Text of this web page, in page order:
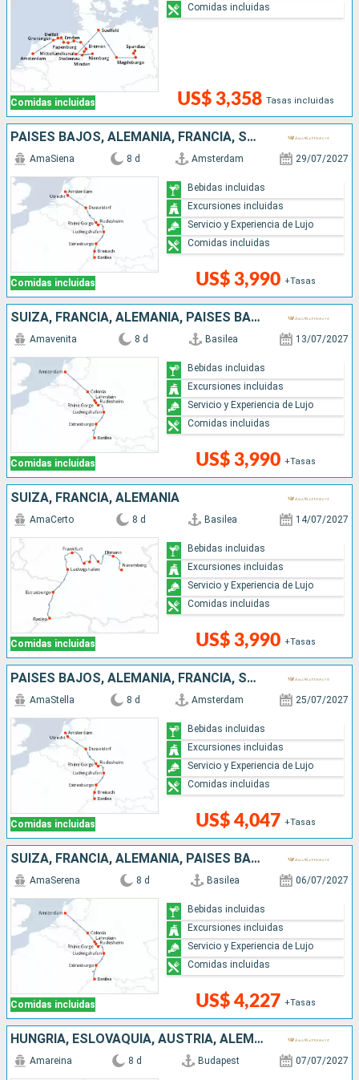
Comidas incluidas US$ 3,358 Tasas incluidas
Comidas incluidas
PAISES BAJOS, ALEMANIA, FRANCIA, SUIZA
Comidas incluidas
AmaSiena 8 d Amsterdam 29/07/2027
US$ 3,990 +Tasas
Bebidas incluidas
Excursiones incluidas
Servicio y Experiencia de Lujo
Comidas incluidas
SUIZA, FRANCIA, ALEMANIA, PAISES BAJOS
Comidas incluidas
Amavenita 8 d Basilea 13/07/2027
US$ 3,990 +Tasas
Bebidas incluidas
Excursiones incluidas
Servicio y Experiencia de Lujo
Comidas incluidas
SUIZA, FRANCIA, ALEMANIA
Comidas incluidas
AmaCerto 8 d Basilea 14/07/2027
US$ 3,990 +Tasas
Bebidas incluidas
Excursiones incluidas
Servicio y Experiencia de Lujo
Comidas incluidas
PAISES BAJOS, ALEMANIA, FRANCIA, SUIZA
Comidas incluidas
AmaStella 8 d Amsterdam 25/07/2027
US$ 4,047 +Tasas
Bebidas incluidas
Excursiones incluidas
Servicio y Experiencia de Lujo
Comidas incluidas
SUIZA, FRANCIA, ALEMANIA, PAISES BAJOS
Comidas incluidas
AmaSerena 8 d Basilea 06/07/2027
US$ 4,227 +Tasas
Bebidas incluidas
Excursiones incluidas
Servicio y Experiencia de Lujo
Comidas incluidas
HUNGRÍA, ESLOVAQUIA, AUSTRIA, ALEMANIA
Amareina 8 d Budapest 07/07/2027